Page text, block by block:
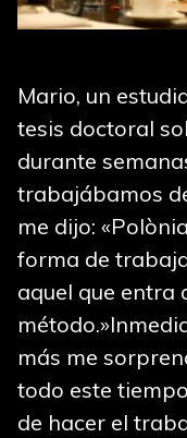
Mario, un
tesis doctoral
durante
trabajábamos
me dijo:
forma de
aquel que entra
más me
todo este
de hacer el